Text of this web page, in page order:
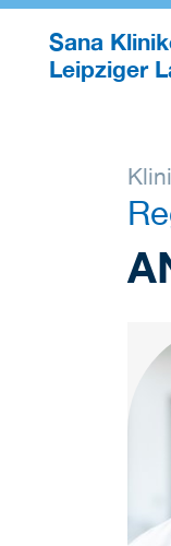
Sana
Leipziger